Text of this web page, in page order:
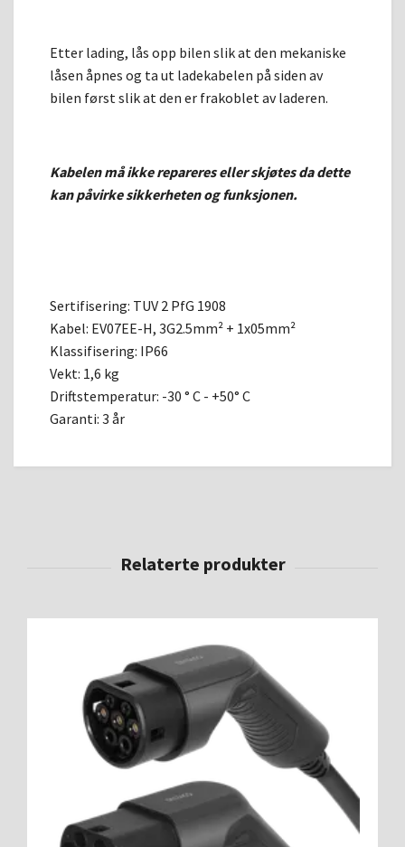
Etter lading, lås opp bilen slik at den mekaniske
låsen åpnes og ta ut ladekabelen på siden av
bilen først slik at den er frakoblet av laderen.
Kabelen må ikke repareres eller skjøtes da dette
kan påvirke sikkerheten og funksjonen.
Sertifisering: TUV 2 PfG 1908
Kabel: EV07EE-H, 3G2.5mm² + 1x05mm²
Klassifisering: IP66
Vekt: 1,6 kg
Driftstemperatur: -30 ° C - +50° C
Garanti: 3 år